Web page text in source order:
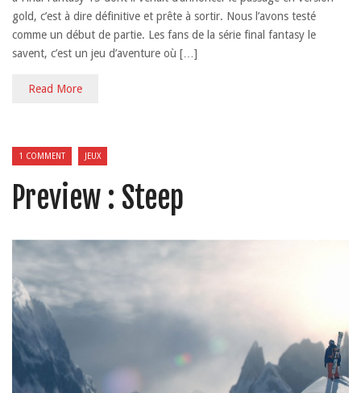
gold, c’est à dire définitive et prête à sortir. Nous l’avons testé
comme un début de partie. Les fans de la série final fantasy le
savent, c’est un jeu d’aventure où […]
Read More
1 COMMENT JEUX
Preview : Steep